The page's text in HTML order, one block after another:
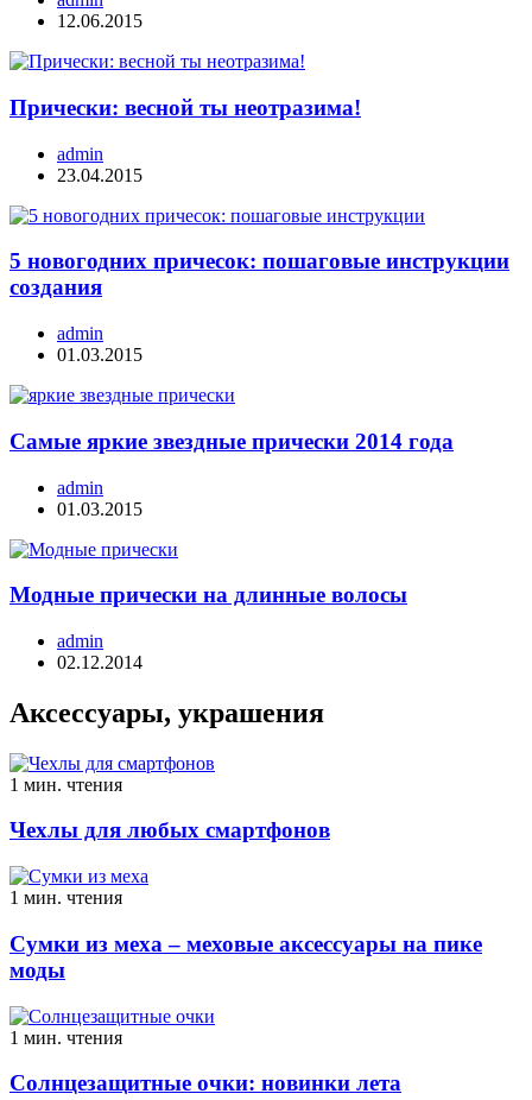
12.06.2015
Прически: весной ты неотразима!
admin
23.04.2015
5 новогодних причесок: пошаговые инструкции
создания
admin
01.03.2015
Самые яркие звездные прически 2014 года
admin
01.03.2015
Модные прически на длинные волосы
admin
02.12.2014
Аксессуары, украшения
1 мин. чтения
Чехлы для любых смартфонов
1 мин. чтения
Сумки из меха – меховые аксессуары на пике
моды
1 мин. чтения
Солнцезащитные очки: новинки лета